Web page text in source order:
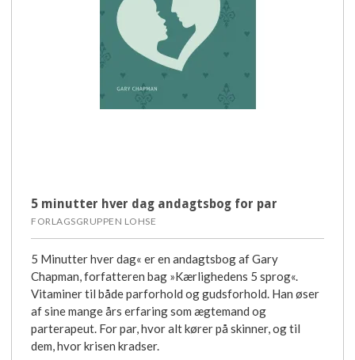
5 minutter hver dag andagtsbog for par
FORLAGSGRUPPEN LOHSE
5 Minutter hver dag« er en andagtsbog af Gary
Chapman, forfatteren bag »Kærlighedens 5 sprog«.
Vitaminer til både parforhold og gudsforhold. Han øser
af sine mange års erfaring som ægtemand og
parterapeut. For par, hvor alt kører på skinner, og til
dem, hvor krisen kradser.